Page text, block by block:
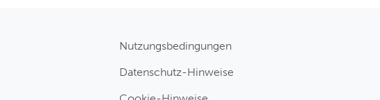
Nutzungsbedingungen
Datenschutz-Hinweise